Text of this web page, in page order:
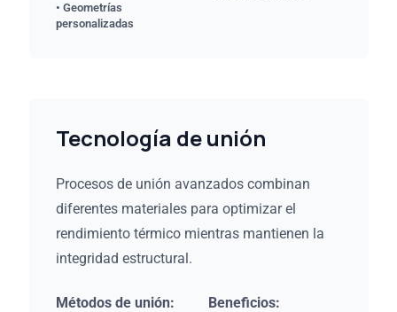
• Geometrías
personalizadas
Tecnología de unión
Procesos de unión avanzados combinan
diferentes materiales para optimizar el
rendimiento térmico mientras mantienen la
integridad estructural.
Métodos de unión: Beneficios: